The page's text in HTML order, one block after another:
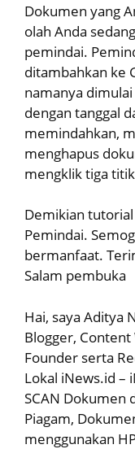
Dokumen yang
olah Anda
pemindai.
ditambahkan ke
namanya
dengan tanggal
memindahkan,
menghapus
mengklik tiga
Demikian tutorial
Pemindai.
bermanfaat.
Salam pembuka
Hai, saya Aditya
Blogger,
Founder serta
Lokal iNews.id –
SCAN Dokumen
Piagam,
menggunakan